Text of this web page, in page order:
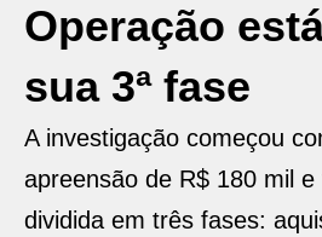
Operação
sua 3ª fase
A investigação começou
apreensão de R$ 180 mil e
dividida em três fases: